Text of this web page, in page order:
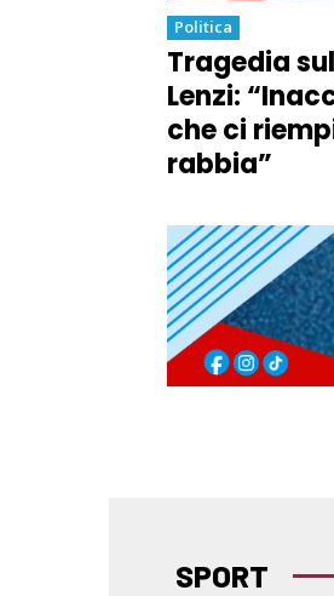
Politica
Tragedia
Lenzi:
che ci
rabbia”
SPORT